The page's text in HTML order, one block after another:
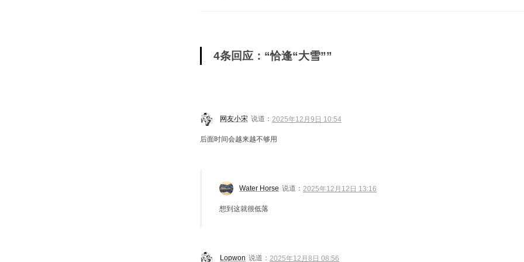
4条回应：“恰逢“大雪””
网友小宋 说道： 2025年12月9日 10:54
后面时间会越来越不够用
Water Horse 说道： 2025年12月12日 13:16
想到这就很低落
Lopwon 说道： 2025年12月8日 08:56